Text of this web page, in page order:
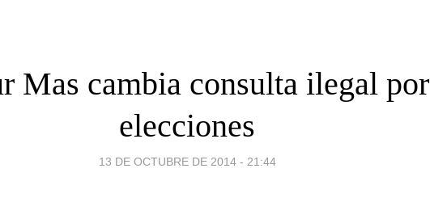
Mas cambia consulta ilegal por
elecciones
13 DE OCTUBRE DE 2014 - 21:44